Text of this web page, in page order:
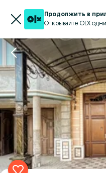
Продолжить в
Открывайте OLX